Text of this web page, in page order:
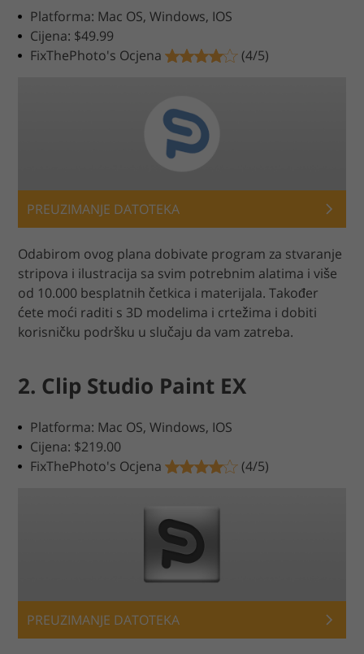
Platforma: Mac OS, Windows, IOS
Cijena: $49.99
FixThePhoto's Ocjena
(4/5)
PREUZIMANJE DATOTEKA
Odabirom ovog plana dobivate program za stvaranje
stripova i ilustracija sa svim potrebnim alatima i više
od 10.000 besplatnih četkica i materijala. Također
ćete moći raditi s 3D modelima i crtežima i dobiti
korisničku podršku u slučaju da vam zatreba.
2. Clip Studio Paint EX
Platforma: Mac OS, Windows, IOS
Cijena: $219.00
FixThePhoto's Ocjena
(4/5)
PREUZIMANJE DATOTEKA